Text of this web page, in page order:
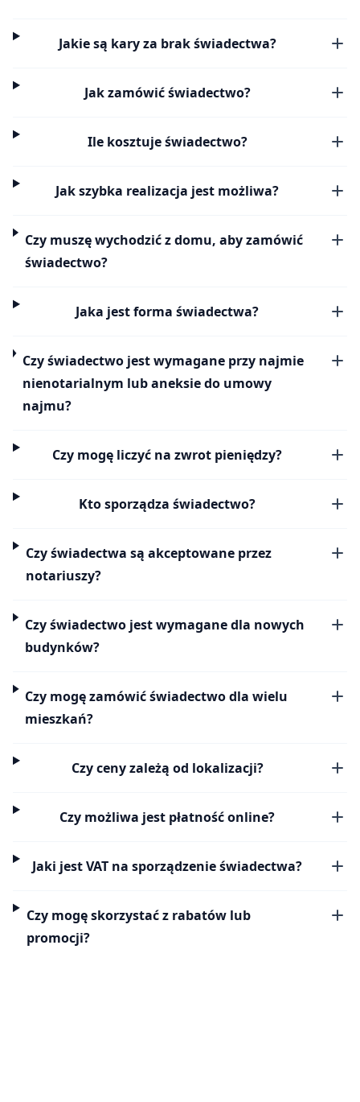
Jakie są kary za brak świadectwa?
Jak zamówić świadectwo?
Ile kosztuje świadectwo?
Jak szybka realizacja jest możliwa?
Czy muszę wychodzić z domu, aby zamówić
świadectwo?
Jaka jest forma świadectwa?
Czy świadectwo jest wymagane przy najmie
nienotarialnym lub aneksie do umowy
najmu?
Czy mogę liczyć na zwrot pieniędzy?
Kto sporządza świadectwo?
Czy świadectwa są akceptowane przez
notariuszy?
Czy świadectwo jest wymagane dla nowych
budynków?
Czy mogę zamówić świadectwo dla wielu
mieszkań?
Czy ceny zależą od lokalizacji?
Czy możliwa jest płatność online?
Jaki jest VAT na sporządzenie świadectwa?
Czy mogę skorzystać z rabatów lub
promocji?